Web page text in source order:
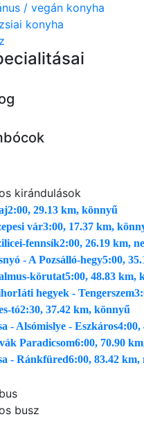
/ vegán konyha
konyha
kirándulások
2:00, 29.13 km, könnyű
vár3:00, 17.37 km,
fennsík2:00, 26.19 km,
- A Pozsálló-hegy5:00,
körutat5:00, 48.83 km,
hegyek - Tengerszem
tó2:30, 37.42 km, könnyű
- Alsómislye - Eszkáros4:00,
Paradicsom6:00, 70.90
- Ránkfüred6:00, 83.42 km,
busz